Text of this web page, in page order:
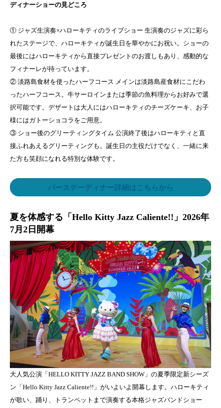
ディナーショーの見どころ
① ジャズ生演奏×ハローキティのライブショー 生演奏のジャズに彩ら
れたステージで、ハローキティが誕生日を華やかにお祝い。ショーの
最後にはハローキティから直接プレゼントのお渡しもあり、感動的な
フィナーレが待っています。
② 淡路島食材を使ったハーフコース メインは淡路島産食材にこだわ
ったハーフコース。牛サーロインまたは季節の魚料理からお好みで選
択可能です。デザートは大人にはハローキティのチーズケーキ、お子
様にはガトーショコラをご用意。
③ ショー後のグリーティングタイム 公演終了後はハローキティと直
接ふれあえるグリーティングも。誕生日の主役だけでなく、一緒に来
た方も笑顔になれる特別な体験です。
バースデーディナー詳細はこちらから
夏を体感する「Hello Kitty Jazz Caliente!!」2026年
7月2日開幕
大人気公演「HELLO KITTY JAZZ BAND SHOW」の夏季限定新シーズ
ン「Hello Kitty Jazz Caliente!!」がいよいよ開幕します。ハローキティ
が歌い、踊り、トランペットまで演奏する本格ジャズバンドショー